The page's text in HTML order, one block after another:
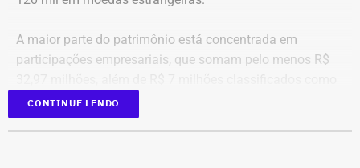
A maior parte do patrimônio está concentrada em
participações empresariais, que somam pelo menos R$
“valores de diversos créditos”. Também aparecem na
relação imóveis, incluindo uma cobertura declarada por
CONTINUE LENDO